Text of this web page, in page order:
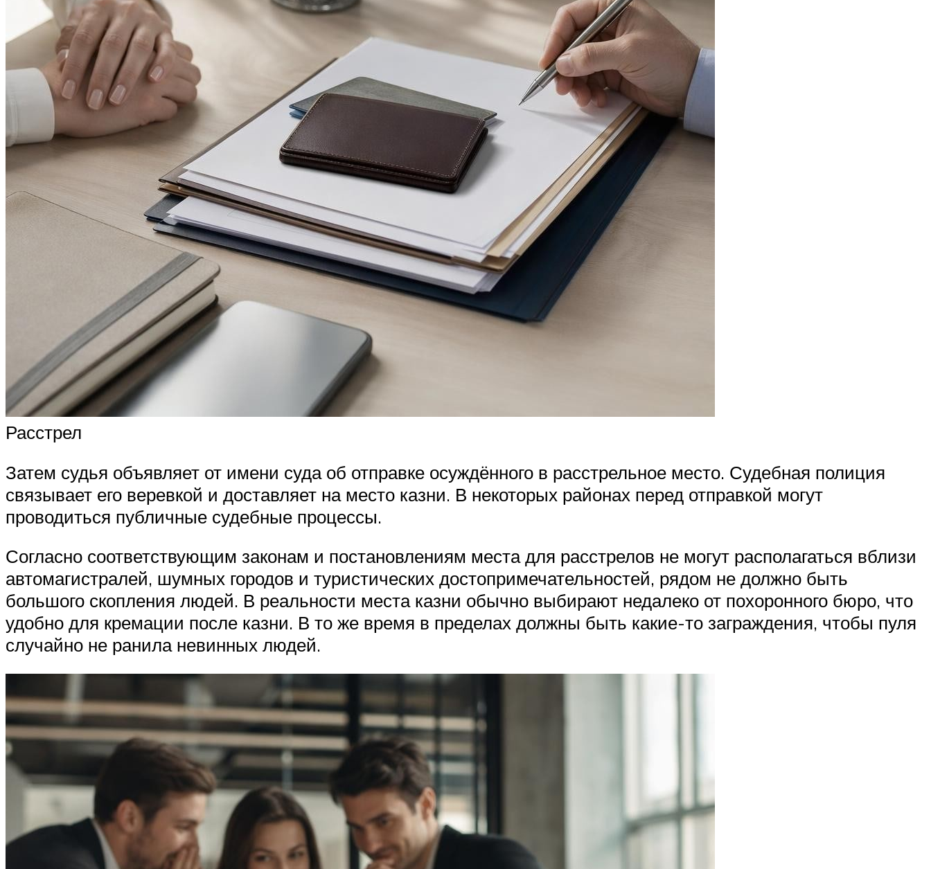
Расстрел
Затем судья объявляет от имени суда об отправке осуждённого в расстрельное место. Судебная полиция
связывает его веревкой и доставляет на место казни. В некоторых районах перед отправкой могут
проводиться публичные судебные процессы.
Согласно соответствующим законам и постановлениям места для расстрелов не могут располагаться вблизи
автомагистралей, шумных городов и туристических достопримечательностей, рядом не должно быть
большого скопления людей. В реальности места казни обычно выбирают недалеко от похоронного бюро, что
удобно для кремации после казни. В то же время в пределах должны быть какие-то заграждения, чтобы пуля
случайно не ранила невинных людей.